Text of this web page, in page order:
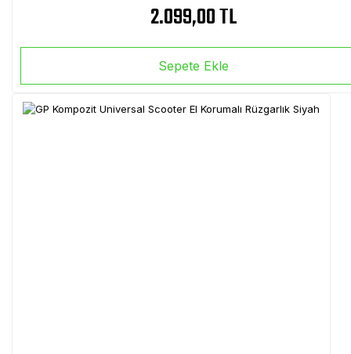
2.099,00 TL
Sepete Ekle